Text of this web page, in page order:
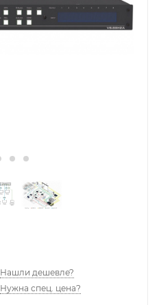
Нашли дешевле?
Нужна спец. цена?